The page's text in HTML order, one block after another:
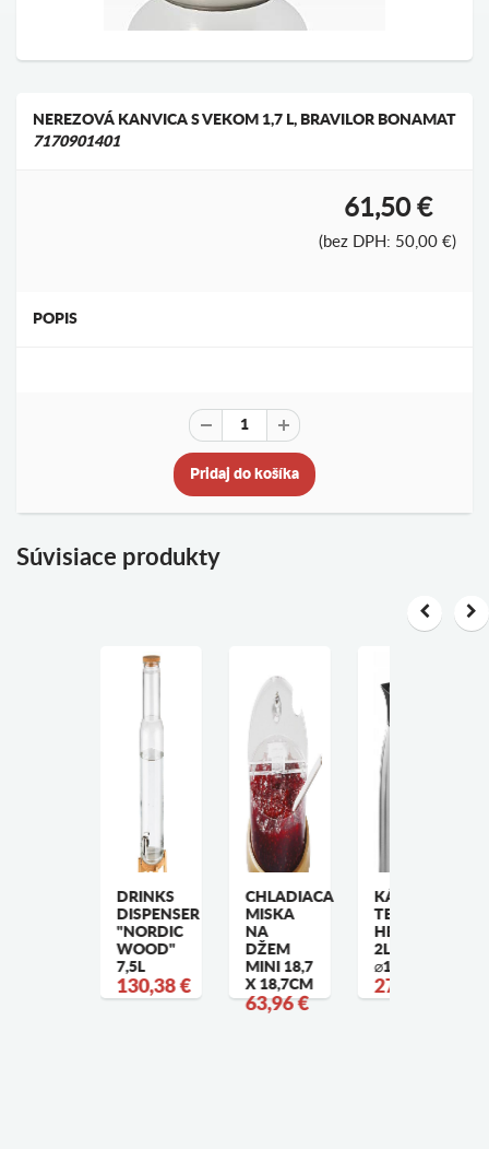
NEREZOVÁ KANVICA S VEKOM 1,7 L, BRAVILOR BONAMAT
7170901401
61,50 €
(bez DPH: 50,00 €)
POPIS
Pridaj do košíka
Súvisiace produkty
DRINKS
DISPENSER
"NORDIC
WOOD"
7,5L
130,38 €
CHLADIACA
MISKA
NA
DŽEM
MINI 18,7
X 18,7CM
63,96 €
KÁVOVÉ
TERMOSKY,
HENDI,
2L,
27,06 €